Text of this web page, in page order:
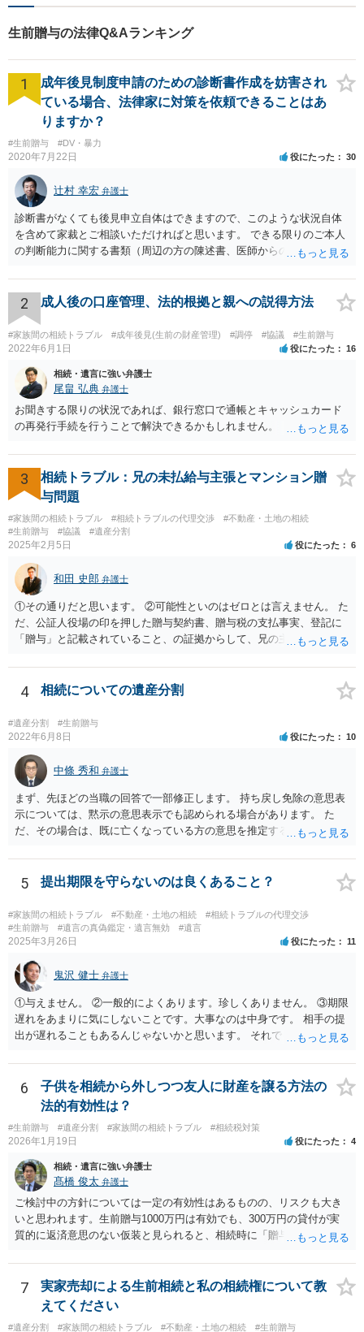
生前贈与の法律Q&Aランキング
1
成年後見制度申請のための診断書作成を妨害され
ている場合、法律家に対策を依頼できることはあ
りますか？
#生前贈与 #DV・暴力
2020年7月22日 役にたった 30
辻村 幸宏 弁護士
診断書がなくても後見申立自体はできますので、このような状況自体
を含めて家裁とご相談いただければと思います。 できる限りのご本人
の判断能力に関する書類（周辺の方の陳述書、医師からの聴取書等）
をしていただければそこから先は進むのではないかと存じます。 ま
た、Aさんの意向を酌みすぎるあまりに後見申立ができない状況にして
いる施設の問題もありますので、当該地域の地域包括支援センターに
ご相談されるのもひとつの方法です。
2 成人後の口座管理、法的根拠と親への説得方法
#家族間の相続トラブル #成年後見(生前の財産管理) #調停 #協議 #生前贈与
2022年6月1日 役にたった 16
相続・遺言に強い弁護士
尾畠 弘典 弁護士
お聞きする限りの状況であれば、銀行窓口で通帳とキャッシュカード
の再発行手続を行うことで解決できるかもしれません。
3
相続トラブル：兄の未払給与主張とマンション贈
与問題
#家族間の相続トラブル #相続トラブルの代理交渉
#不動産・土地の相続
#生前贈与
#協議 #遺産分割
2025年2月5日 役にたった 6
和田 史郎 弁護士
①その通りだと思います。 ②可能性といのはゼロとは言えません。 た
だ、公証人役場の印を押した贈与契約書、贈与税の支払事実、登記に
「贈与」と記載されていること、の証拠からして、兄の主張は通らな
わなければ、遺産分割調停を申し立てて進めるのがベターのような気
がしますね。
4 相続についての遺産分割
#遺産分割 #生前贈与
2022年6月8日 役にたった 10
中條 秀和 弁護士
まず、先ほどの当職の回答で一部修正します。 持ち戻し免除の意思表
示については、黙示の意思表示でも認められる場合があります。 た
だ、その場合は、既に亡くなっている方の意思を推定することになり
持ち戻し免除の意思表示は書面で明確にしておいていただくべきとい
う結論は変わりません。 誤解を与えるような回答でした。失礼しまし
た。 文言については、「〇〇に対する生前贈与による特別受益の持ち
戻しをすべて免除する」というのがオーソドックスなものですが、ご
心配ならば、弁護士のところに行って、特別受益となりそうな贈与に
ついて説明した上で、適切な文言についてご相談してみてはいかがで
しょうか。
5 提出期限を守らないのは良くあること？
#家族間の相続トラブル #不動産・土地の相続
#相続トラブルの代理交渉
#生前贈与
#遺言の真偽鑑定・遺言無効 #遺言
2025年3月26日 役にたった 11
鬼沢 健士 弁護士
①与えません。 ②一般的によくあります。珍しくありません。 ③期限
遅れをあまりに気にしないことです。大事なのは中身です。 相手の提
出が遅れることもあるんじゃないかと思います。 それでもあなた有利
6
子供を相続から外しつつ友人に財産を譲る方法の
法的有効性は？
#生前贈与 #遺産分割 #家族間の相続トラブル #相続税対策
2026年1月19日 役にたった 4
相続・遺言に強い弁護士
髙橋 俊太 弁護士
ご検討中の方針については一定の有効性はあるものの、リスクも大き
いと思われます。生前贈与1000万円は有効でも、300万円の貸付が実
質的に返済意思のない仮装と見られると、相続時に「贈与」と評価さ
法として考えられるものとしては、 ①信託（家族信託・目的信託） 財
産を信託口に移し、受託者（信頼できる友人や専門職）に管理させ、
・生存中はあなたの生活費・介護費に優先充当 ・残余を友人や慈善団
体へ と使途を厳格に指定。相続ではなく信託帰属になるため、子の関
7
実家売却による生前相続と私の相続権について教
えてください
#遺産分割 #家族間の相続トラブル #不動産・土地の相続 #生前贈与